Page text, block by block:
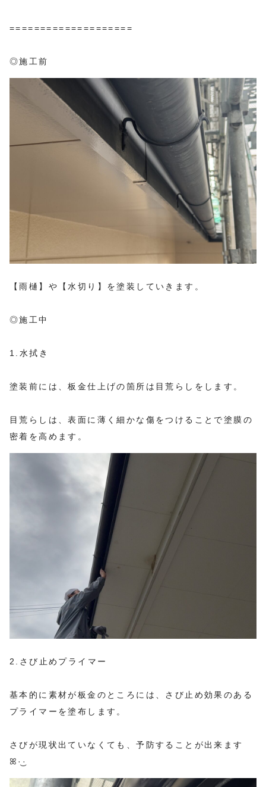
====================
◎施工前
【雨樋】や【水切り】を塗装していきます。
◎施工中
1.水拭き
塗装前には、板金仕上げの箇所は目荒らしをします。
目荒らしは、表面に薄く細かな傷をつけることで塗膜の
密着を高めます。
2.さび止めプライマー
基本的に素材が板金のところには、さび止め効果のある
プライマーを塗布します。
さびが現状出ていなくても、予防することが出来ます
ꕤ︎︎·͜·